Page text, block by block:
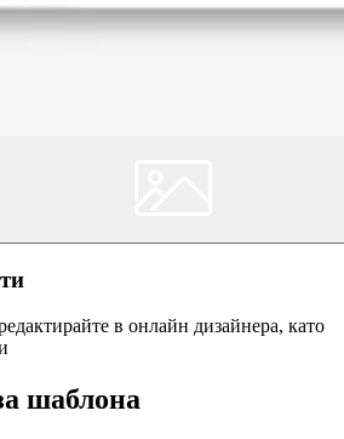
в онлайн дизайнера, като
шаблона